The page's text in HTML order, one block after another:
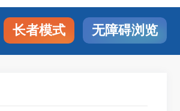
长者模式 无障碍浏览